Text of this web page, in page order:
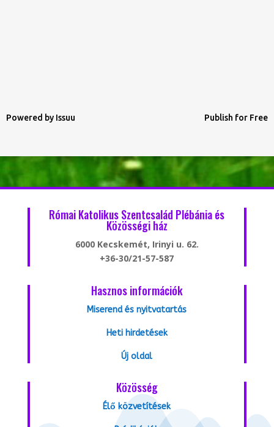
Powered by Issuu Publish for Free
Római Katolikus Szentcsalád Plébánia és
Közösségi ház
6000 Kecskemét, Irinyi u. 62.
+36-30/21-57-587
Hasznos információk
Miserend és nyitvatartás
Heti hirdetések
Új oldal
Közösség
Élő közvetítések